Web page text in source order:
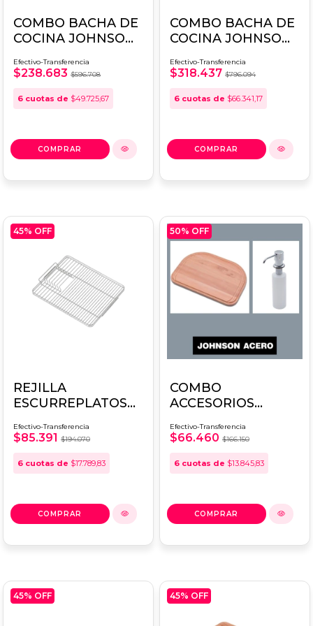
COMBO BACHA DE
COCINA JOHNSON
DOSIFICADOR
Efectivo-Transferencia
$238.683 $596.708
6 cuotas de $49.725,67
COMBO BACHA DE
COCINA JOHNSON
DOSIFICADOR
Efectivo-Transferencia
$318.437 $796.094
6 cuotas de $66.341,17
45% OFF
REJILLA
ESCURREPLATOS
Efectivo-Transferencia
$85.391 $194.070
6 cuotas de $17.789,83
50% OFF
COMBO
ACCESORIOS
DOSIFICADOR SI71
Efectivo-Transferencia
$66.460 $166.150
6 cuotas de $13.845,83
45% OFF 45% OFF